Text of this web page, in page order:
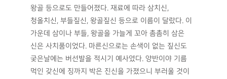
왕골 등으로도 만들어졌다. 재료에 따라 삼치신,
청올치신, 부들짚신, 왕골짚신 등으로 이름이 달랐다. 이
가운데 삼이나 부들, 왕골을 가늘게 꼬아 촘촘히 삼은
신은 사치품이었다. 마른신으로는 손색이 없는 짚신도
궂은날에는 버선발을 적시기 예사였다. 양반이야 기름
먹인 갖신에 징까지 박은 진신을 가졌으니 부러울 것이